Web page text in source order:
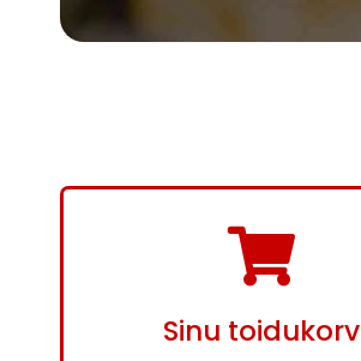
Sinu toidukorv